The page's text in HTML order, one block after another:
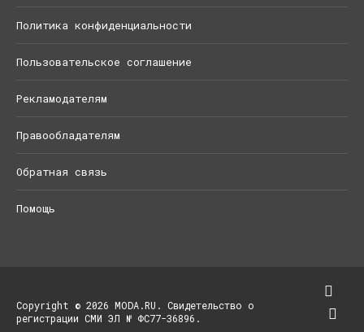
Политика конфиденциальности
Пользовательское соглашение
Рекламодателям
Правообладателям
Обратная связь
Помощь
Copyright © 2026 MODA.RU. Свидетельство о
регистрации СМИ ЭЛ № ФС77-36896.